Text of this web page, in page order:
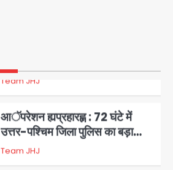
उत्तर-पश्चिम जिला पुलिस का बड़ा
एक्शन
Team JHJ